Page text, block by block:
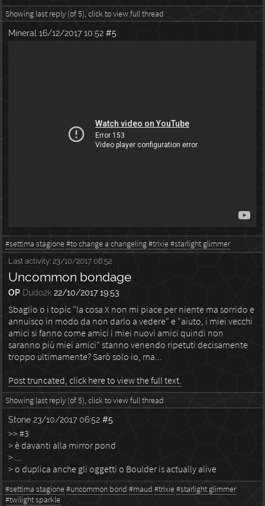
Showing last reply (of 5), click to view full thread
Mineral 16/12/2017 10:52 #5
#settima stagione#to change a changeling#trixie#starlight glimmer
Last activity:23/10/2017 06:52
Uncommon bondage
OP Dudo2k 22/10/2017 19:53
Sbaglio o i topic "la cosa X non mi piace per niente ma sorrido e
annuisco in modo da non darlo a vedere" e "aiuto, i miei vecchi
amici si fanno come amici i miei nuovi amici quindi non
saranno più miei amici" stanno venendo ripetuti decisamente
troppo ultimamente? Sarò solo io, ma...
Post truncated, click here to view the full text.
Showing last reply (of 5), click to view full thread
Stone 23/10/2017 06:52 #5
>> #3
> è davanti alla mirror pond
> ...
> o duplica anche gli oggetti o Boulder is actually alive
#settima stagione#uncommon bond #maud #trixie#starlight glimmer
#twilight sparkle